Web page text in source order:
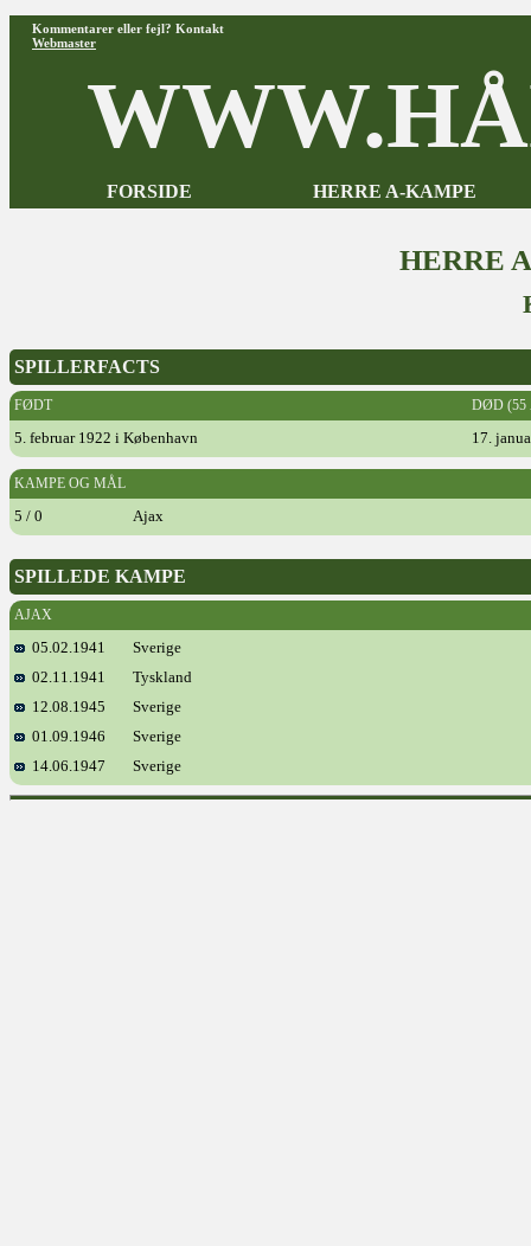
Kommentarer eller fejl? Kontakt
Webmaster
FORSIDE HERRE A-KAMPE
HERRE
SPILLERFACTS
FØDT DØD (55
5. februar 1922 i København 17.
KAMPE OG MÅL
5 / 0 Ajax
SPILLEDE KAMPE
AJAX
05.02.1941
Sverige
02.11.1941
Tyskland
12.08.1945
Sverige
01.09.1946
Sverige
14.06.1947
Sverige